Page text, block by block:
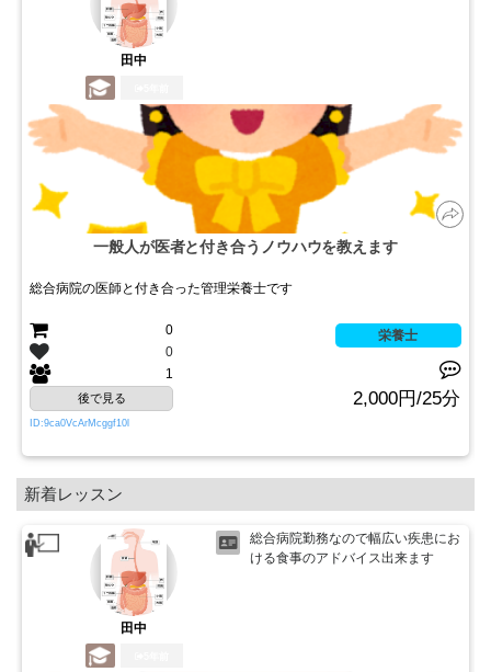
田中
一般人が医者と付き合うノウハウを教えます
総合病院の医師と付き合った管理栄養士です
0
0
1
栄養士
後で見る 2,000円/25分
ID:9ca0VcArMcggf10l
新着レッスン
田中
総合病院勤務なので幅広い疾患にお
ける食事のアドバイス出来ます